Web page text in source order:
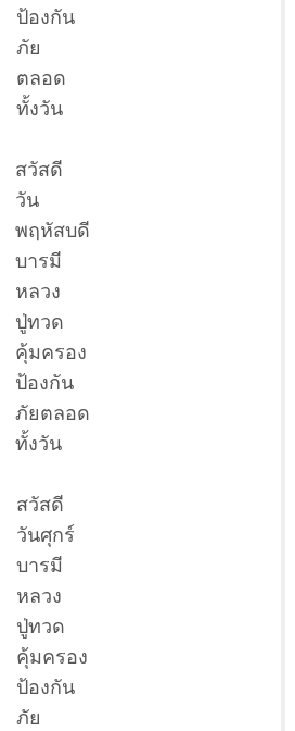
ป้องกัน
ภัย
ตลอด
ทั้งวัน
สวัสดี
วัน
พฤหัสบดี
บารมี
หลวง
ปู่ทวด
คุ้มครอง
ป้องกัน
ภัยตลอด
ทั้งวัน
สวัสดี
วันศุกร์
บารมี
หลวง
ปู่ทวด
คุ้มครอง
ป้องกัน
ภัย